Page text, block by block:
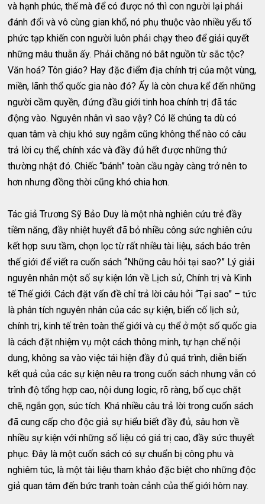
và hạnh phúc, thế mà để có được nó thì con người lại phải
đánh đổi và vô cùng gian khổ, nó phụ thuộc vào nhiều yếu tố
phức tạp khiến con người luôn phải chạy theo để giải quyết
những mâu thuẫn ấy. Phải chăng nó bắt nguồn từ sắc tộc?
Văn hoá? Tôn giáo? Hay đặc điểm địa chính trị của một vùng,
miền, lãnh thổ quốc gia nào đó? Ấy là còn chưa kể đến những
người cầm quyền, đứng đầu giới tinh hoa chính trị đã tác
động vào. Nguyên nhân vì sao vậy? Có lẽ chúng ta dù có
quan tâm và chịu khó suy ngẫm cũng không thể nào có câu
trả lời cụ thể, chính xác và đầy đủ hết được những thứ
thường nhật đó. Chiếc “bánh” toàn cầu ngày càng trở nên to
hơn nhưng đồng thời cũng khó chia hơn.
Tác giả Trương Sỹ Bảo Duy là một nhà nghiên cứu trẻ đầy
tiềm năng, đầy nhiệt huyết đã bỏ nhiều công sức nghiên cứu
kết hợp sưu tầm, chọn lọc từ rất nhiều tài liệu, sách báo trên
thế giới để viết ra cuốn sách “Những câu hỏi tại sao?” Lý giải
nguyên nhân một số sự kiện lớn về Lịch sử, Chính trị và Kinh
tế Thế giới. Cách đặt vấn đề chỉ trả lời câu hỏi “Tại sao” – tức
là phân tích nguyên nhân của các sự kiện, biến cố lịch sử,
chính trị, kinh tế trên toàn thế giới và cụ thể ở một số quốc gia
là cách đặt nhiệm vụ một cách thông minh, tự hạn chế nội
dung, không sa vào việc tái hiện đầy đủ quá trình, diễn biến
kết quả của các sự kiện nêu ra trong cuốn sách nhưng vẫn có
trình độ tổng hợp cao, nội dung logic, rõ ràng, bố cục chặt
chẽ, ngắn gọn, súc tích. Khá nhiều câu trả lời trong cuốn sách
đã cung cấp cho độc giả sự hiểu biết đầy đủ, sâu hơn về
nhiều sự kiện với những số liệu có giá trị cao, đầy sức thuyết
phục. Đây là một cuốn sách có sự chuẩn bị công phu và
nghiêm túc, là một tài liệu tham khảo đặc biệt cho những độc
giả quan tâm đến bức tranh toàn cảnh của thế giới hôm nay.